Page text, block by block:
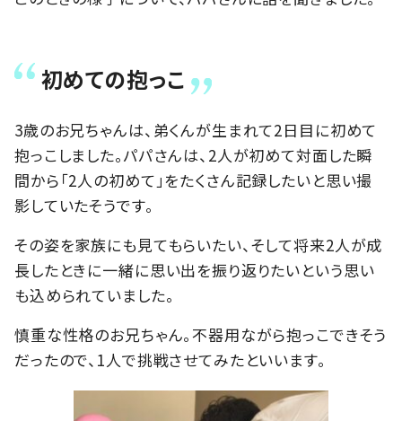
初めての抱っこ
3歳のお兄ちゃんは、弟くんが生まれて2日目に初めて
抱っこしました。パパさんは、2人が初めて対面した瞬
間から「2人の初めて」をたくさん記録したいと思い撮
影していたそうです。
その姿を家族にも見てもらいたい、そして将来2人が成
長したときに一緒に思い出を振り返りたいという思い
も込められていました。
慎重な性格のお兄ちゃん。不器用ながら抱っこできそう
だったので、1人で挑戦させてみたといいます。